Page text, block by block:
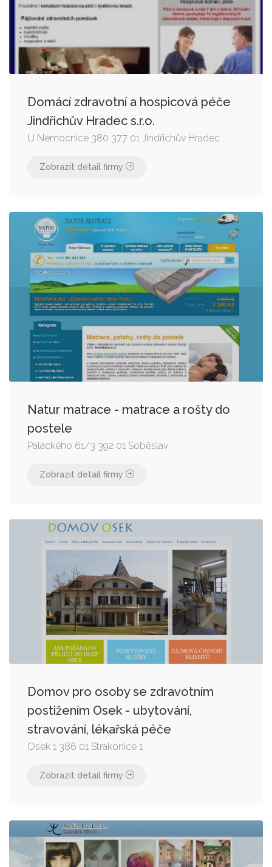
Domácí zdravotní a hospicová péče
Jindřichův Hradec s.r.o.
U Nemocnice 380 377 01 Jindřichův Hradec
Zobrazit detail firmy
Natur matrace - matrace a rošty do
postele
Palackého 61/3 392 01 Soběslav
Zobrazit detail firmy
Domov pro osoby se zdravotním
postižením Osek - ubytování,
stravování, lékařská péče
Osek 1 386 01 Strakonice 1
Zobrazit detail firmy